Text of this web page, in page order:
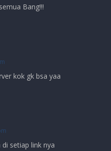
Bang!!!
kok gk bsa yaa
setiap link nya